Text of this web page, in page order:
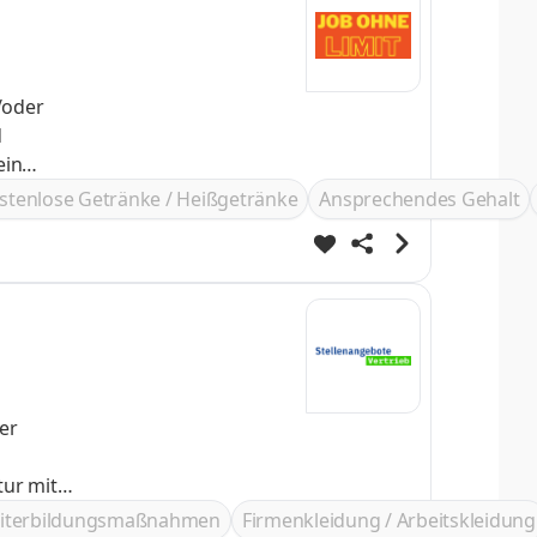
Getränke / Heißgetränke
Ansprechendes Gehalt
mit
Firmenkleidung / Arbeitskleidung